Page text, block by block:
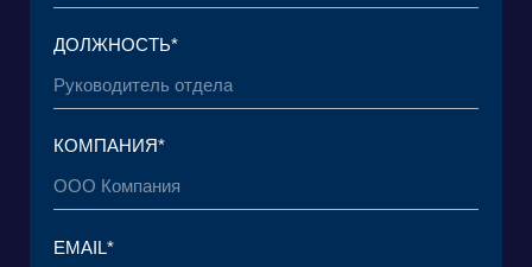
ОТПРАВИТЬ ЗАЯВКУ